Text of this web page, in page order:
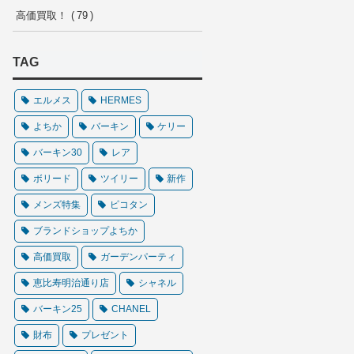
高価買取！ 79
TAG
エルメス HERMES
よちか バーキン ケリー
バーキン30 レア
ボリード ツイリー 新作
メンズ特集 ピコタン
ブランドショップよちか
高価買取 ガーデンパーティ
恵比寿明治通り店 シャネル
バーキン25 CHANEL
財布 プレゼント